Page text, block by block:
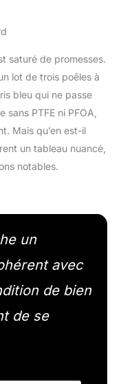
saturé de promesses.
lot de trois poêles à
bleu qui ne passe
PTFE ni PFOA,
Mais qu’en est-il
un tableau nuancé,
notables.
un
avec
de bien
de se